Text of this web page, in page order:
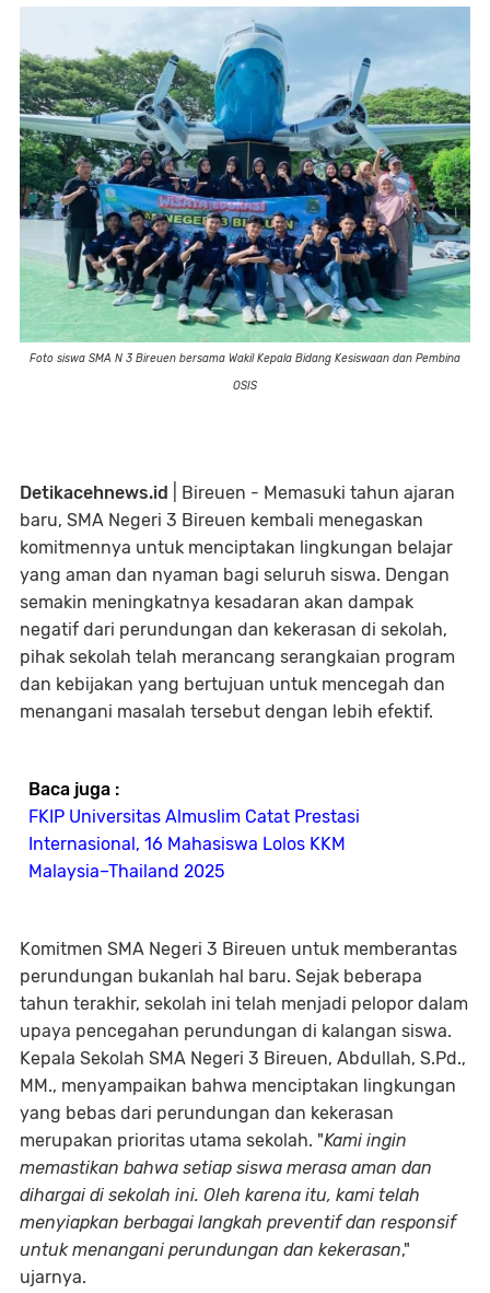
Foto siswa SMA N 3 Bireuen bersama Wakil Kepala Bidang Kesiswaan dan Pembina
OSIS
Detikacehnews.id | Bireuen - Memasuki tahun ajaran
baru, SMA Negeri 3 Bireuen kembali menegaskan
komitmennya untuk menciptakan lingkungan belajar
yang aman dan nyaman bagi seluruh siswa. Dengan
semakin meningkatnya kesadaran akan dampak
negatif dari perundungan dan kekerasan di sekolah,
pihak sekolah telah merancang serangkaian program
dan kebijakan yang bertujuan untuk mencegah dan
menangani masalah tersebut dengan lebih efektif.
Baca juga :
FKIP Universitas Almuslim Catat Prestasi
Internasional, 16 Mahasiswa Lolos KKM
Malaysia–Thailand 2025
Komitmen SMA Negeri 3 Bireuen untuk memberantas
perundungan bukanlah hal baru. Sejak beberapa
tahun terakhir, sekolah ini telah menjadi pelopor dalam
upaya pencegahan perundungan di kalangan siswa.
Kepala Sekolah SMA Negeri 3 Bireuen, Abdullah, S.Pd.,
MM., menyampaikan bahwa menciptakan lingkungan
yang bebas dari perundungan dan kekerasan
merupakan prioritas utama sekolah. "Kami ingin
memastikan bahwa setiap siswa merasa aman dan
dihargai di sekolah ini. Oleh karena itu, kami telah
menyiapkan berbagai langkah preventif dan responsif
untuk menangani perundungan dan kekerasan,"
ujarnya.